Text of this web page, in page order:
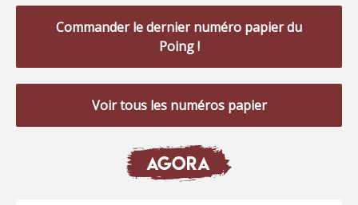
Commander le dernier numéro papier du
Poing !
Voir tous les numéros papier
AGORA